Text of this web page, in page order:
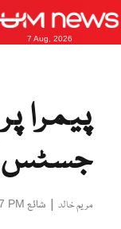
7 Aug, 2026
پیمرا
جسٹس
مریم خالد | شائع PM